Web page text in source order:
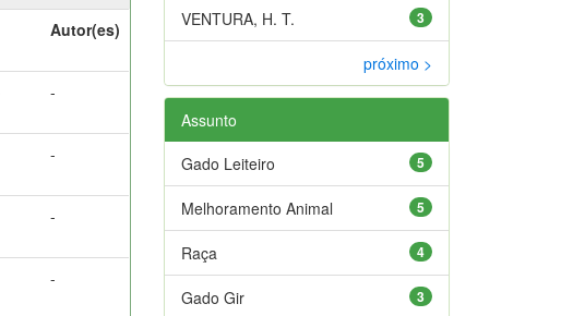
Autor(es)
-
-
-
-
3
VENTURA, H. T.
próximo >
Assunto
5
Gado Leiteiro
5
Melhoramento Animal
4
Raça
3
Gado Gir